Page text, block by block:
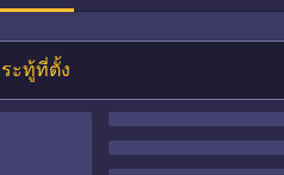
ะทู้ที่ตั้ง